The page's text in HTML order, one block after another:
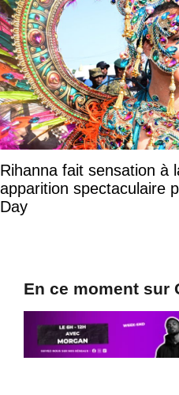
Rihanna fait sensation à
apparition spectaculaire
Day
En ce moment sur